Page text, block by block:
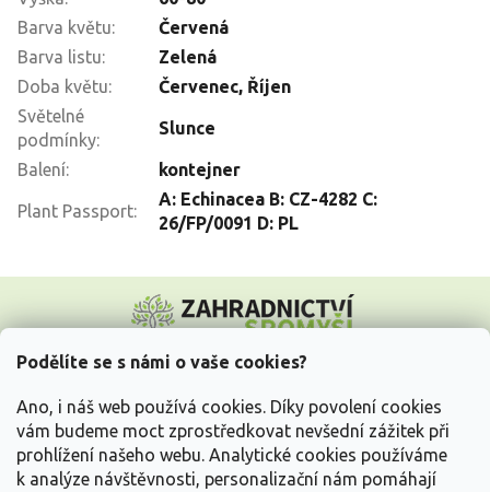
Podělíte se s námi o vaše cookies?
Ano, i náš web používá cookies. Díky povolení cookies
vám budeme moct zprostředkovat nevšední zážitek při
prohlížení našeho webu. Analytické cookies používáme
k analýze návštěvnosti, personalizační nám pomáhají
Barva květu:
Červená
Barva listu:
Zelená
Doba květu: Červenec, Říjen
Světelné
podmínky:
Slunce
Balení: kontejner
Plant Passport:
A: Echinacea B: CZ-4282 C:
26/FP/0091 D: PL
p
Vše o nákupu
Informace pro Vás